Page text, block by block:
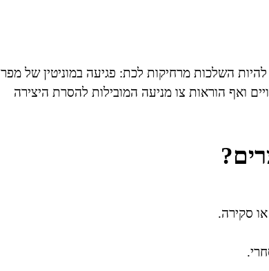
השלכות מרחיקות לכת: פגיעה במוניטין של מפר
ואף הוראות צו מניעה המובילות להסרת היצירה
סקירה.